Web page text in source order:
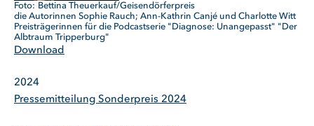
Bettina Theuerkauf/Geisendörferpreis
die Autorinnen Sophie Rauch; Ann-Kathrin Canjé und Charlotte Witt
Preisträgerinnen für die Podcastserie "Diagnose: Unangepasst" "Der
Albtraum Tripperburg"
Download
2024
Pressemitteilung Sonderpreis 2024